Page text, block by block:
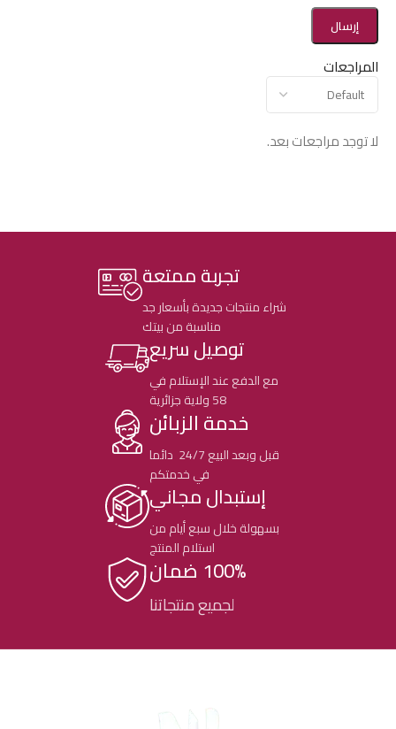
المراجعات
لا توجد مراجعات بعد.
تجربة ممتعة
شراء منتجات جديدة بأسعار جد
مناسبة من بيتك
توصيل سريع
مع الدفع عند الإستلام في
58 ولاية جزائرية
خدمة الزبائن
قبل وبعد البيع 24/7 دائما
في خدمتكم
إستبدال مجاني
بسهولة خلال سبع أيام من
استلام المنتج
100% ضمان
لجميع منتجاتنا